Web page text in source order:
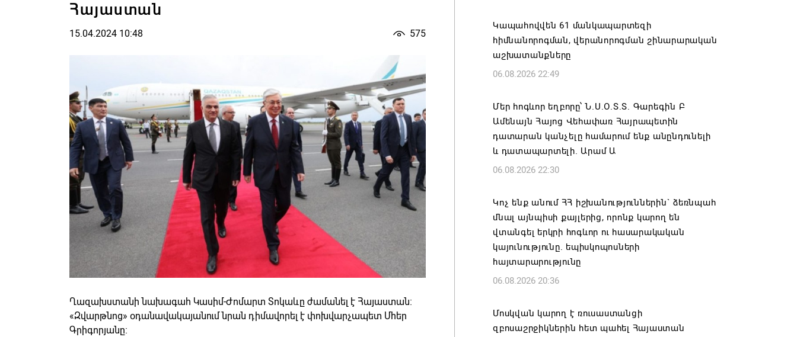
Հայաստան
15.04.2024 10:48 575
Ղազախստանի նախագահ Կասիմ-Ժոմարտ Տոկաևը ժամանել է Հայաստան։
«Զվարթնոց» օդանավակայանում նրան դիմավորել է փոխվարչապետ Մհեր
Գրիգորյանը։
Կապահովվեն 61 մանկապարտեզի
հիմնանորոգման, վերանորոգման շինարարական
աշխատանքները
06.08.2026 22:49
Մեր հոգևոր եղբորը՝ Ն.Ս.Օ.Տ.Տ. Գարեգին Բ
Ամենայն Հայոց Վեհափառ Հայրապետին
դատարան կանչելը համարում ենք անընդունելի
և դատապարտելի. Արամ Ա
06.08.2026 22:30
Կոչ ենք անում ՀՀ իշխանություններին` ձեռնպահ
մնալ այնպիսի քայլերից, որոնք կարող են
վտանգել երկրի հոգևոր ու հասարակական
կայունությունը. եպիսկոպոսների
հայտարարությունը
06.08.2026 20:36
Մոսկվան կարող է ռուսաստանցի
զբոսաշրջիկներին հետ պահել Հայաստան